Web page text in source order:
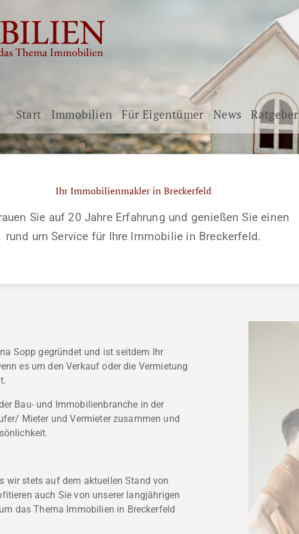
Start Immobilien Für Eigentümer News Ratgeber
Ihr Immobilienmakler in Breckerfeld
Sie auf 20 Jahre Erfahrung und genießen Sie einen
rund um Service für Ihre Immobilie in Breckerfeld.
Sopp gegründet und ist seitdem Ihr
es um den Verkauf oder die Vermietung
Bau- und Immobilienbranche in der
Mieter und Vermieter zusammen und
wir stets auf dem aktuellen Stand von
auch Sie von unserer langjährigen
das Thema Immobilien in Breckerfeld